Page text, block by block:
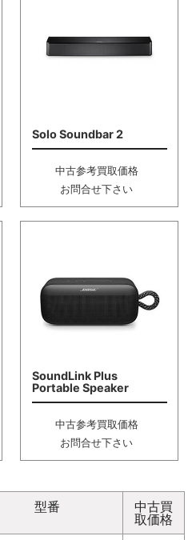
Solo Soundbar 2
中古参考買取価格
お問合せ下さい
SoundLink Plus
Portable Speaker
中古参考買取価格
お問合せ下さい
型番
中古買
取価格